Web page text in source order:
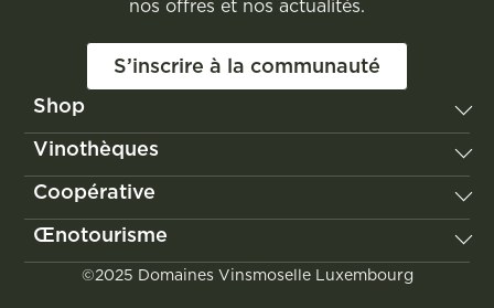
nos offres et nos actualités.
S’inscrire à la communauté
Shop
Vignum
Les Vignerons de Domaines Vinsmoselle
Poll-Fabaire
Château Edmond de la Fontaine
Jongwënzer
Vinothèques
Remerschen
Wellenstein
Wormeldange
Grevenmacher
Coopérative
Notre histoire
Nos valeurs
Le vignoble
Œnotourisme
Découvrir la Moselle luxembourgeoise
©2025 Domaines Vinsmoselle Luxembourg